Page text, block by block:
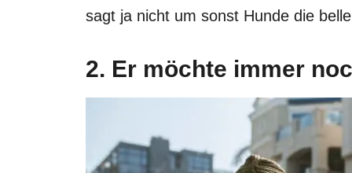
sagt ja nicht um sonst Hunde die
2. Er möchte immer